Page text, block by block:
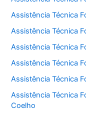
Assistência Técnica
Assistência Técnica
Assistência Técnica
Assistência Técnica
Assistência Técnica
Assistência Técnica
Coelho